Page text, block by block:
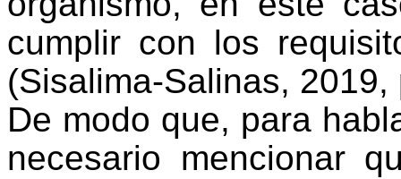
cumplir con los
(Sisalima-Salinas, 2019,
De modo que, para
necesario mencionar